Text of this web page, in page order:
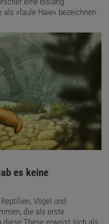
»faule Haie« bezeichnen.
es keine
Vögel und
die als erste